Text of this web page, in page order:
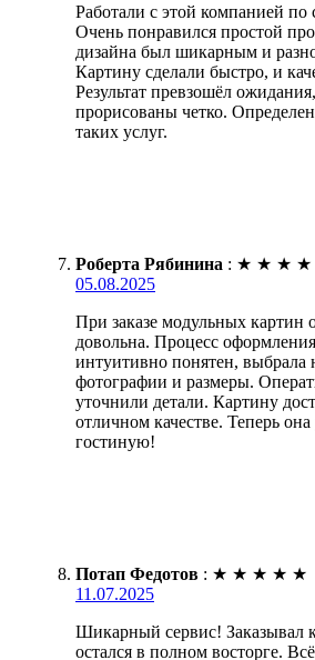
Работали с этой компанией по
Очень понравился простой
дизайна был шикарным и
Картину сделали быстро, и
Результат превзошёл
прорисованы четко.
таких услуг.
Роберта Рябинина : ★ ★ ★ ★
05.08.2025
При заказе модульных картин
довольна. Процесс
интуитивно понятен,
фотографии и размеры.
уточнили детали. Картину
отличном качестве. Теперь
гостиную!
Потап Федотов : ★ ★ ★ ★ ★
11.07.2025
Шикарный сервис! Заказывал
остался в полном восторге.